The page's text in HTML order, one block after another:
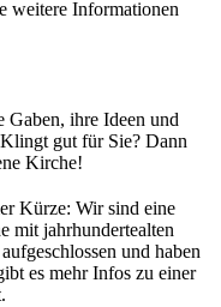
weitere Informationen
ihre Ideen und
gut für Sie? Dann
Kirche!
Kürze: Wir sind eine
mit jahrhundertealten
und haben
es mehr Infos zu einer